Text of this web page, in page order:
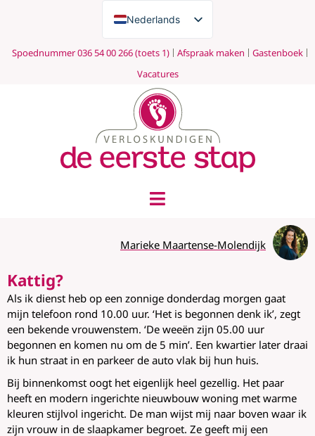
Nederlands
Spoednummer 036 54 00 266 (toets 1) Afspraak maken
Gastenboek
Vacatures
Marieke Maartense-Molendijk
Kattig?
Als ik dienst heb op een zonnige donderdag morgen gaat
mijn telefoon rond 10.00 uur. ‘Het is begonnen denk ik’, zegt
een bekende vrouwenstem. ‘De weeën zijn 05.00 uur
begonnen en komen nu om de 5 min’. Een kwartier later draai
ik hun straat in en parkeer de auto vlak bij hun huis.
Bij binnenkomst oogt het eigenlijk heel gezellig. Het paar
heeft en modern ingerichte nieuwbouw woning met warme
kleuren stijlvol ingericht. De man wijst mij naar boven waar ik
zijn vrouw in de slaapkamer begroet. Ze geeft mij een